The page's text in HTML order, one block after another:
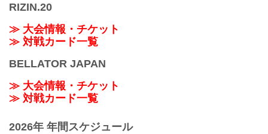
RIZIN.20
≫ 大会情報・チケット
≫ 対戦カード一覧
BELLATOR JAPAN
≫ 大会情報・チケット
≫ 対戦カード一覧
2026年 年間スケジュール